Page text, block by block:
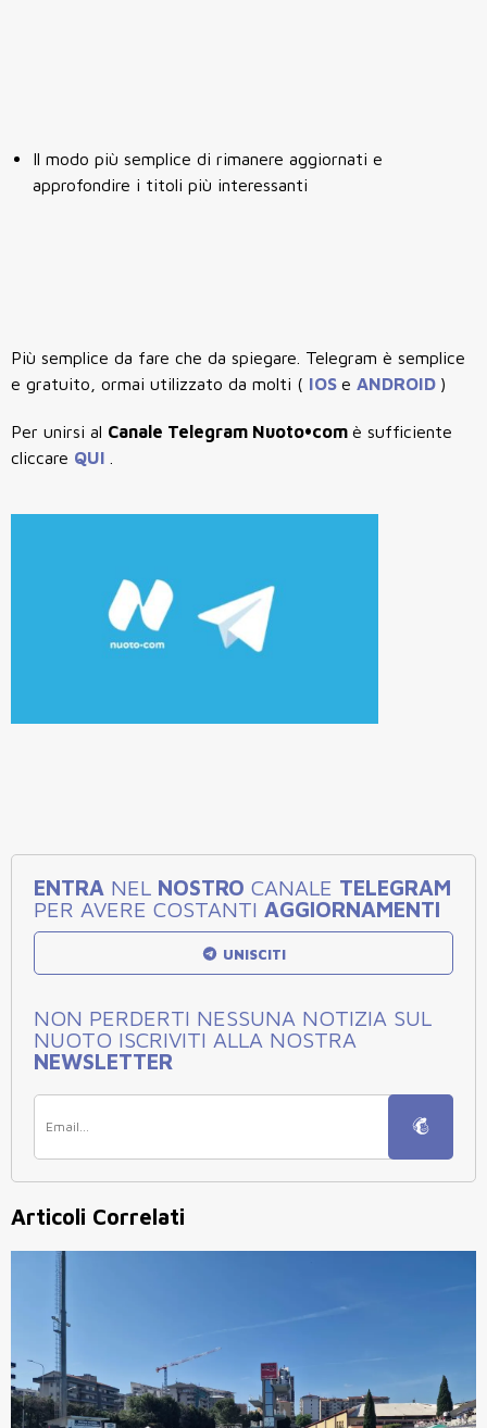
Il modo più semplice di rimanere aggiornati e
approfondire i titoli più interessanti
Più semplice da fare che da spiegare. Telegram è semplice
e gratuito, ormai utilizzato da molti ( IOS e ANDROID )
Per unirsi al Canale Telegram Nuoto•com è sufficiente
cliccare QUI
ENTRA NEL NOSTRO CANALE TELEGRAM
PER AVERE COSTANTI AGGIORNAMENTI
UNISCITI
NON PERDERTI NESSUNA NOTIZIA SUL
NUOTO ISCRIVITI ALLA NOSTRA
NEWSLETTER
Articoli Correlati